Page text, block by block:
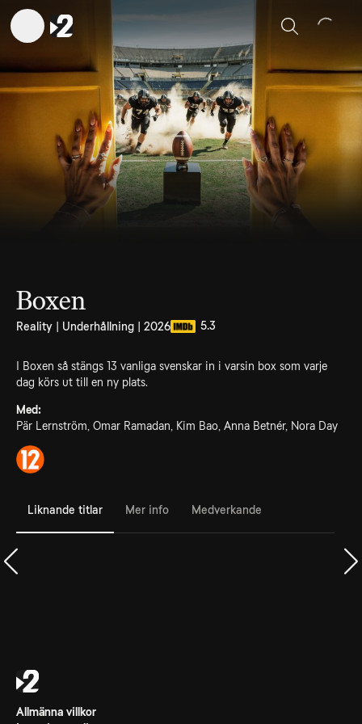
Sök
Boxen
Reality | Underhållning | 2026 5.3
I Boxen så stängs 13 vanliga svenskar in i varsin box som varje
dag körs ut till en ny plats.
Med:
Pär Lernström, Omar Ramadan, Kim Bao, Anna Betnér, Nora Day
Liknande titlar Mer info Medverkande
Allmänna villkor